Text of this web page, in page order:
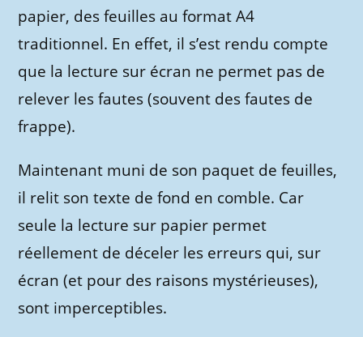
papier, des feuilles au format A4
traditionnel. En effet, il s’est rendu compte
que la lecture sur écran ne permet pas de
relever les fautes (souvent des fautes de
frappe).
Maintenant muni de son paquet de feuilles,
il relit son texte de fond en comble. Car
seule la lecture sur papier permet
réellement de déceler les erreurs qui, sur
écran (et pour des raisons mystérieuses),
sont imperceptibles.